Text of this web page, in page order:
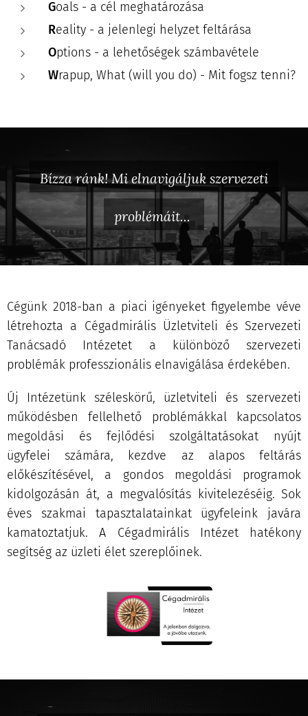
Goals - a cél meghatározása
Reality - a jelenlegi helyzet feltárása
Options - a lehetőségek számbavétele
Wrapup, What (will you do) - Mit fogsz tenni?
Bízza ránk! Mi elnavigáljuk szervezeti
problémáit...
Cégünk 2018-ban a piaci igényeket figyelembe véve
létrehozta a Cégadmirális Üzletviteli és Szervezeti
Tanácsadó Intézetet a különböző szervezeti
problémák professzionális elnavigálása érdekében.
Új Intézetünk széleskörű, üzletviteli és szervezeti
működésben fellelhető problémákkal kapcsolatos
megoldási és fejlődési szolgáltatásokat nyújt
ügyfelei számára, kezdve az alapos feltárás
előkészítésével, a gondos megoldási programok
kidolgozásán át, a megvalósítás kivitelezéséig. Sok
éves szakmai tapasztalatainkat ügyfeleink javára
kamatoztatjuk. A Cégadmirális Intézet hatékony
segítség az üzleti élet szereplőinek.